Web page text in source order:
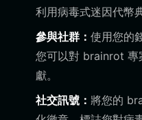
利用病毒式迷因代幣
參與社群： 使用您的
您可以對 brainrot 專
獻。
社交訊號： 將您的